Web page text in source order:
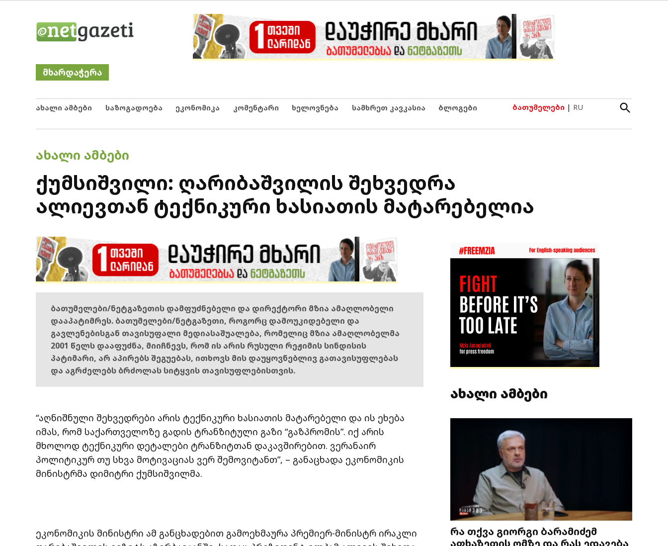
Netgazeti
მხარდაჭერა
ახალი ამბები საზოგადოება ეკონომიკა კომენტარი ხელოვნება სამხრეთ კავკასია ბლოგები ბათუმელები | RU
Open
Search
POSTED
ᲐᲮᲐᲚᲘ ᲐᲛᲑᲔᲑᲘ
ქუმსიშვილი: ღარიბაშვილის შეხვედრა
ალიევთან ტექნიკური ხასიათის მატარებელია
ბათუმელები/ნეტგაზეთის დამფუძნებელი და დირექტორი მზია ამაღლობელი
დააპატიმრეს. ბათუმელები/ნეტგაზეთი, როგორც დამოუკიდებელი და
გავლენებისგან თავისუფალი მედიასაშუალება, რომელიც მზია ამაღლობელმა
2001 წელს დააფუძნა, მიიჩნევს, რომ ის არის რუსული რეჟიმის სინდისის
პატიმარი, არ აპირებს შეგუებას, ითხოვს მის დაუყოვნებლივ გათავისუფლებას
და აგრძელებს ბრძოლას სიტყვის თავისუფლებისთვის.
“აღნიშნული შეხვედრები არის ტექნიკური ხასიათის მატარებელი და ის ეხება
იმას, რომ საქართველოზე გადის ტრანზიტული გაზი “გაზპრომის”. იქ არის
მხოლოდ ტექნიკური დეტალები ტრანზიტთან დაკავშირებით. ვერანაირ
პოლიტიკურ თუ სხვა მოტივაციას ვერ შემოვიტანთ”, – განაცხადა ეკონომიკის
მინისტრმა დიმიტრი ქუმსიშვილმა.
ეკონომიკის მინისტრი ამ განცხადებით გამოეხმაურა პრემიერ-მინისტრ ირაკლი
ახალი ამბები
რა თქვა გიორგი ბარამიძემ
აფხაზეთის ომზე და რას ედავება